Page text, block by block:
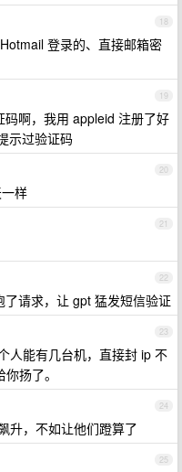
18
登录的、直接邮箱密
19
啊，我用 appleid 注册了好
示过验证码
20
样
21
22
请求，让 gpt 猛发短信验证
23
人能有几台机，直接封 ip 不
扬了。
24
升，不如让他们蹬算了
25